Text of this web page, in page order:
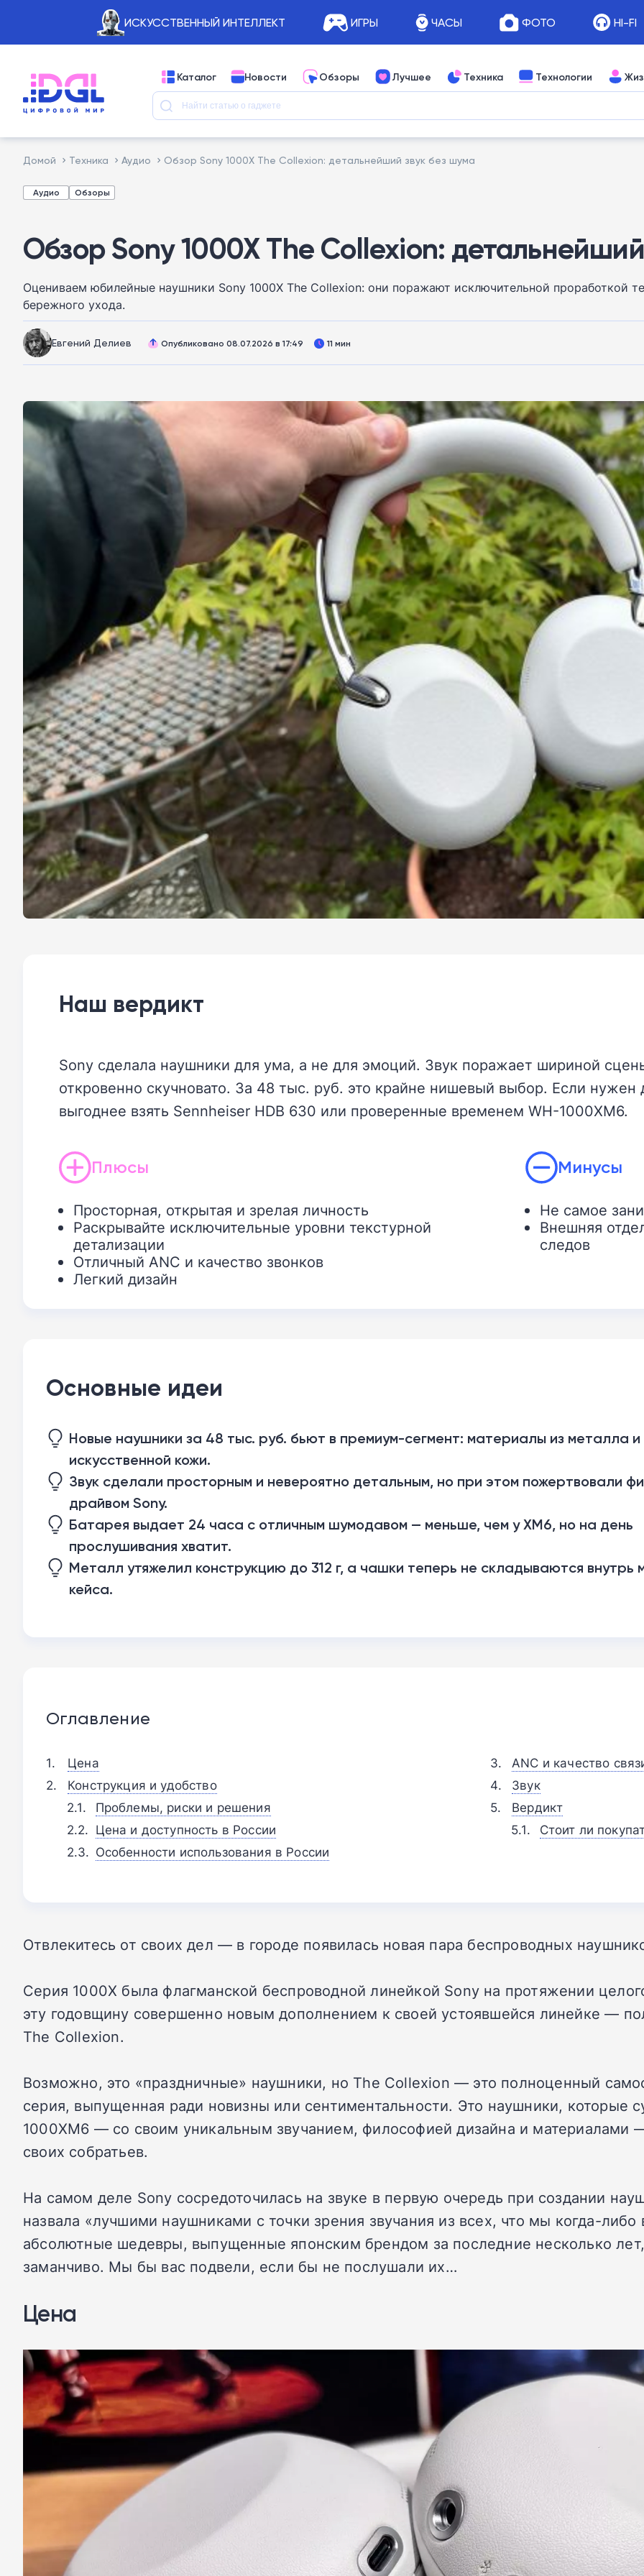
ИСКУССТВЕННЫЙ ИНТЕЛЛЕКТ ИГРЫ ЧАСЫ ФОТО HI-FI
Каталог Новости Обзоры Лучшее Техника Технологии
Домой Техника Аудио Обзор Sony 1000X The Collexion: детальнейший звук без шума
Аудио Обзоры
Обзор Sony 1000X The Collexion:
Оцениваем юбилейные наушники Sony 1000X The Collexion: они поражают исключительной проработкой
бережного ухода.
Евгений Делиев Опубликовано 08.07.2026 в 17:49 11 мин
Наш вердикт
Sony сделала наушники для ума, а не для эмоций. Звук поражает шириной
откровенно скучновато. За 48 тыс. руб. это крайне нишевый выбор. Если
выгоднее взять Sennheiser HDB 630 или проверенные временем WH-1000XM6.
Плюсы
Просторная, открытая и зрелая личность
Раскрывайте исключительные уровни текстурной
детализации
Отличный ANC и качество звонков
Легкий дизайн
Минусы
Не самое
Внешняя
следов
Основные идеи
Новые наушники за 48 тыс. руб. бьют в премиум-сегмент: материалы из металла и
искусственной кожи.
Звук сделали просторным и невероятно детальным, но при этом пожертвовали
драйвом Sony.
Батарея выдает 24 часа с отличным шумодавом — меньше, чем у XM6, но на день
прослушивания хватит.
Металл утяжелил конструкцию до 312 г, а чашки теперь не складываются внутрь
кейса.
Оглавление
Цена
Конструкция и удобство
Проблемы, риски и решения
Цена и доступность в России
Особенности использования в России
ANC и качество
Звук
Вердикт
Стоит ли
Отвлекитесь от своих дел — в городе появилась новая пара беспроводных
Серия 1000X была флагманской беспроводной линейкой Sony на протяжении
эту годовщину совершенно новым дополнением к своей устоявшейся линейке —
The Collexion.
Возможно, это «праздничные» наушники, но The Collexion — это полноценный
серия, выпущенная ради новизны или сентиментальности. Это наушники, которые
1000XM6 — со своим уникальным звучанием, философией дизайна и материалами
своих собратьев.
На самом деле Sony сосредоточилась на звуке в первую очередь при создании
назвала «лучшими наушниками с точки зрения звучания из всех, что мы когда-
абсолютные шедевры, выпущенные японским брендом за последние несколько лет,
заманчиво. Мы бы вас подвели, если бы не послушали их…
Цена